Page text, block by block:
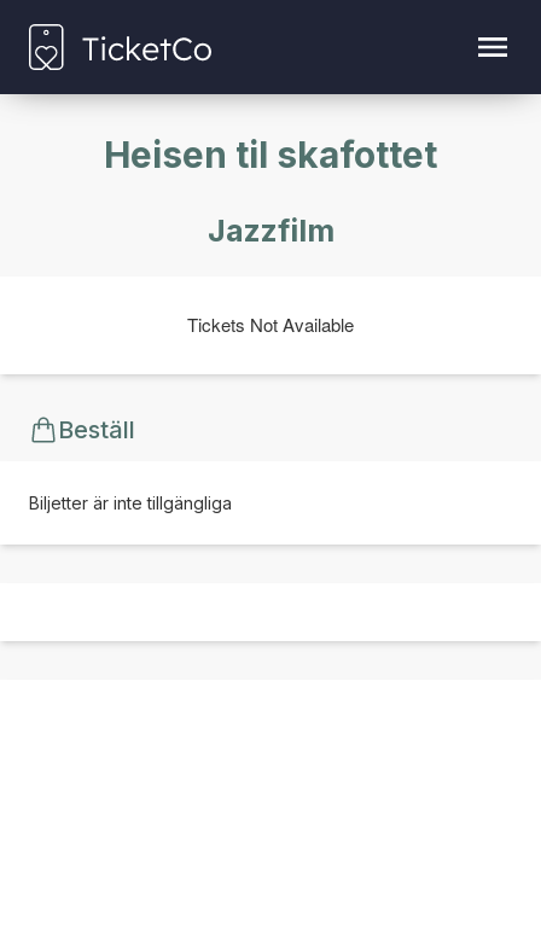
Heisen til skafottet
Jazzfilm
Tickets Not Available
Beställ
Biljetter är inte tillgängliga